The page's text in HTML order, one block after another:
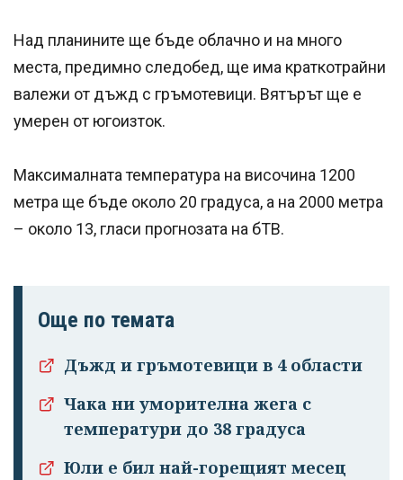
Над планините ще бъде облачно и на много
места, предимно следобед, ще има краткотрайни
валежи от дъжд с гръмотевици. Вятърът ще е
умерен от югоизток.
Максималната температура на височина 1200
метра ще бъде около 20 градуса, а на 2000 метра
– около 13, гласи прогнозата на бТВ.
Още по темата
Дъжд и гръмотевици в 4 области
Чака ни уморителна жега с
температури до 38 градуса
Юли е бил най-горещият месец